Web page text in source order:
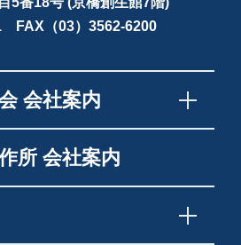
FAX（03）3562-6200
会社案内
所 会社案内